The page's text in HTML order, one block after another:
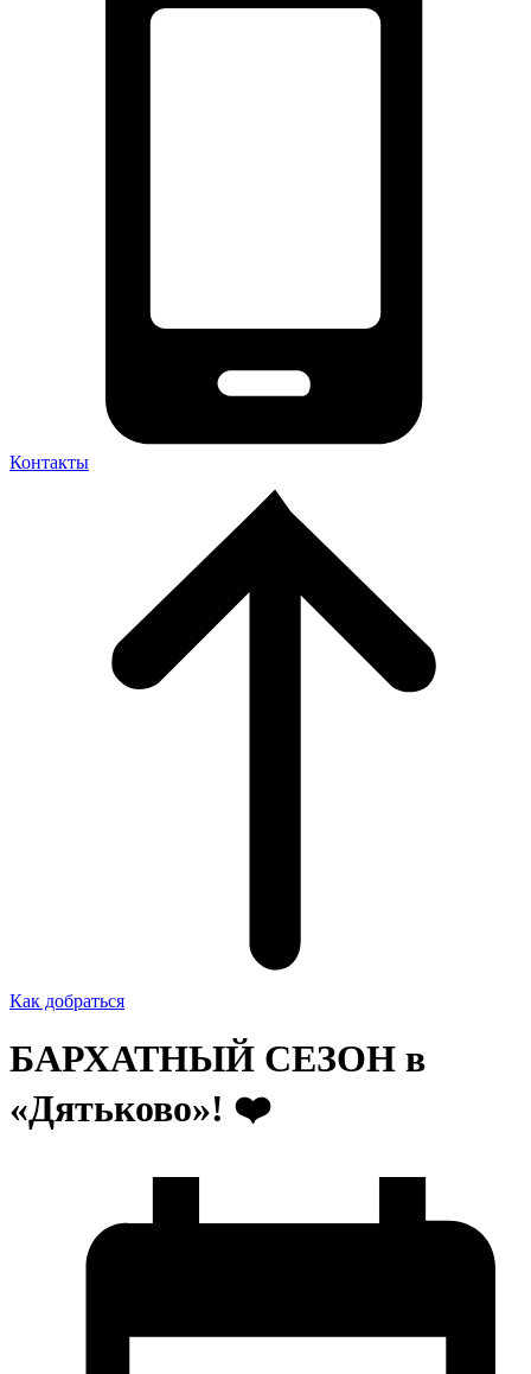
Контакты
Как добраться
БАРХАТНЫЙ СЕЗОН в
«Дятьково»! ❤️